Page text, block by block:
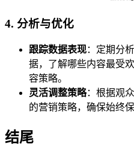
4. 分析与优化
跟踪数据表现：定期分
据，了解哪些内容最受
容策略。
灵活调整策略：根据观
的营销策略，确保始终
结尾